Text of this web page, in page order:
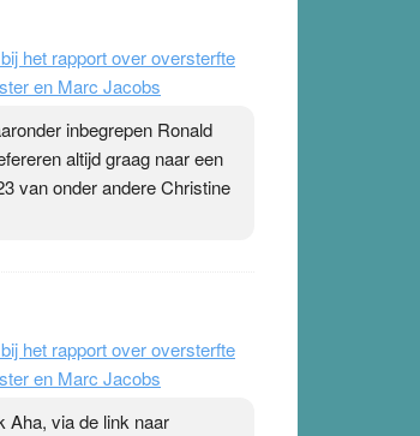
het rapport over oversterfte
en Marc Jacobs
inbegrepen Ronald
altijd graag naar een
van onder andere Christine
het rapport over oversterfte
en Marc Jacobs
Aha, via de link naar